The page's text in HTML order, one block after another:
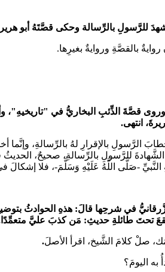
للرَّسولِ بالرِّسالة وحكى قصَّتَهُ أبو
بالقصَّةِ وروايةٌ بغيرِها.
قصَّةَ الذِّئبِ البخاريُّ في "تاريخيهِ"،
انتهى.
الرَّسولِ بالإقرارِ لهُ بالرِّسالةِ، وإنَّما
للرَّسولِ بالرِّسالةِ، صحيحٌ،
النَّبيِّ -صَلَّى اللَّهُ عَلَيْهِ وَسَلَّمَ-، فلا إشكالَ
في شرحِها قالَ: هذهِ الحوادثُ
تحتَ طائلةِ حديثِ: مَن كذبَ عليَّ
صلْ كلامَ الشَّيخ، اقرأ الأصلَ.
به اليومَ؟